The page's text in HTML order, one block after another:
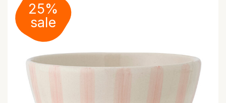
25%
sale